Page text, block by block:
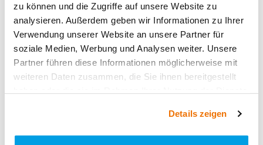
zu können und die Zugriffe auf unsere Website zu
analysieren. Außerdem geben wir Informationen zu Ihrer
Verwendung unserer Website an unsere Partner für
soziale Medien, Werbung und Analysen weiter. Unsere
Partner führen diese Informationen möglicherweise mit
weiteren Daten zusammen, die Sie ihnen bereitgestellt
Details zeigen